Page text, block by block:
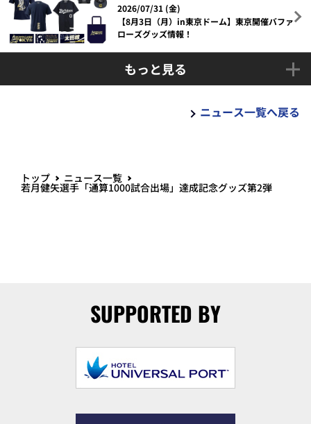
2026/07/31 (金)
【8月3日（月）in東京ドーム】東京開催バファ
ローズグッズ情報！
もっと見る
ニュース一覧へ戻る
トップ ニュース一覧
若月健矢選手「通算1000試合出場」達成記念グッズ第2弾
SUPPORTED BY